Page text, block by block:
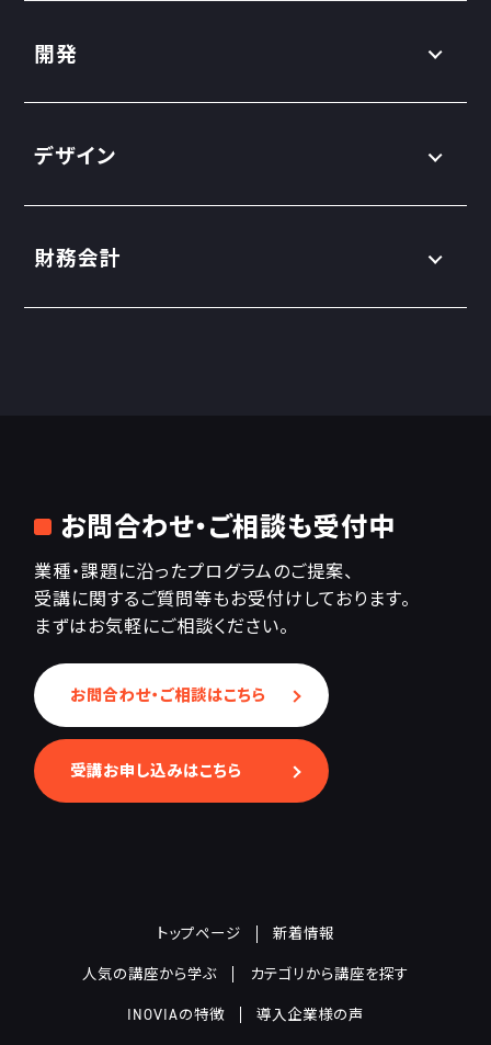
開発
デザイン
財務会計
お問合わせ・ご相談も受付中
業種・課題に沿ったプログラムのご提案、
受講に関するご質問等もお受付けしております。
まずはお気軽にご相談ください。
お問合わせ・ご相談はこちら
受講お申し込みはこちら
トップページ 新着情報
人気の講座から学ぶ カテゴリから講座を探す
INOVIAの特徴 導入企業様の声